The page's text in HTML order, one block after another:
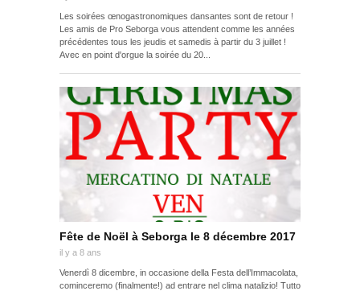
Les soirées œnogastronomiques dansantes sont de retour !
Les amis de Pro Seborga vous attendent comme les années
précédentes tous les jeudis et samedis à partir du 3 juillet !
Avec en point d'orgue la soirée du 20...
Fête de Noël à Seborga le 8 décembre 2017
il y a 8 ans
Venerdì 8 dicembre, in occasione della Festa dell’Immacolata,
cominceremo (finalmente!) ad entrare nel clima natalizio! Tutto